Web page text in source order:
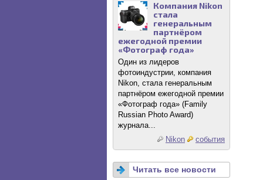
Компания Nikon
стала
генеральным
партнёром
ежегодной премии
«Фотограф года»
Один из лидеров
фотоиндустрии, компания
Nikon, стала генеральным
партнёром ежегодной премии
«Фотограф года» (Family
Russian Photo Award)
журнала...
Nikon
события
Читать все новости